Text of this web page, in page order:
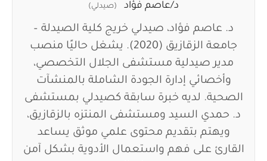
د/عاصم فؤاد (صيدلي)
د. عاصم فؤاد، صيدلي خريج كلية الصيدلة –
جامعة الزقازيق (2020). يشغل حاليًا منصب
مدير صيدلية مستشفى الجلال التخصصي،
وأخصائي إدارة الجودة الشاملة بالمنشآت
الصحية. لديه خبرة سابقة كصيدلي بمستشفى
د. حمدي السيد ومستشفى المنتزه بالزقازيق،
ويهتم بتقديم محتوى علمي موثق يساعد
القارئ على فهم واستعمال الأدوية بشكل آمن